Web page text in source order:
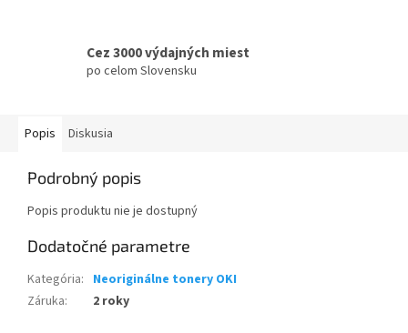
Cez 3000 výdajných miest
po celom Slovensku
Popis Diskusia
Podrobný popis
Popis produktu nie je dostupný
Dodatočné parametre
Kategória: Neoriginálne tonery OKI
Záruka: 2 roky